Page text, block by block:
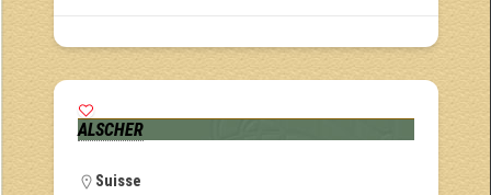
ALSCHER
Suisse